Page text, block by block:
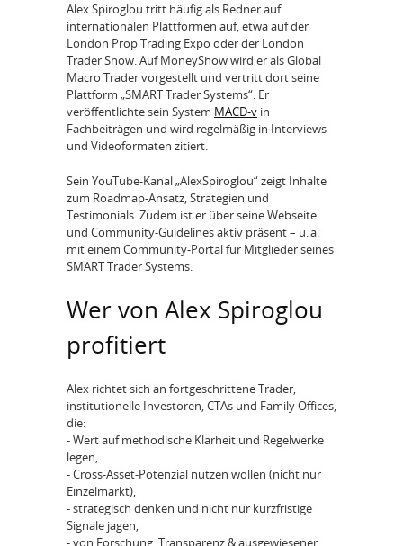
Alex Spiroglou tritt häufig als Redner auf
internationalen Plattformen auf, etwa auf der
London Prop Trading Expo oder der London
Trader Show. Auf MoneyShow wird er als Global
Macro Trader vorgestellt und vertritt dort seine
Plattform „SMART Trader Systems“. Er
veröffentlichte sein System MACD‑v in
Fachbeiträgen und wird regelmäßig in Interviews
und Videoformaten zitiert.
Sein YouTube-Kanal „AlexSpiroglou“ zeigt Inhalte
zum Roadmap‑Ansatz, Strategien und
Testimonials. Zudem ist er über seine Webseite
und Community-Guidelines aktiv präsent – u. a.
mit einem Community-Portal für Mitglieder seines
SMART Trader Systems.
Wer von Alex Spiroglou
profitiert
Alex richtet sich an fortgeschrittene Trader,
institutionelle Investoren, CTAs und Family Offices,
die:
- Wert auf methodische Klarheit und Regelwerke
legen,
- Cross-Asset-Potenzial nutzen wollen (nicht nur
Einzelmarkt),
- strategisch denken und nicht nur kurzfristige
Signale jagen,
- von Forschung, Transparenz & ausgewiesener